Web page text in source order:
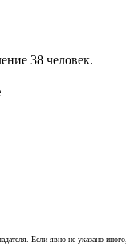
38 человек.
Если явно не указано иного,